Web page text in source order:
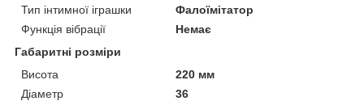
Тип інтимної іграшки
Фалоїмітатор
Функція вібрації
Немає
Габаритні розміри
Висота
220 мм
Діаметр
36